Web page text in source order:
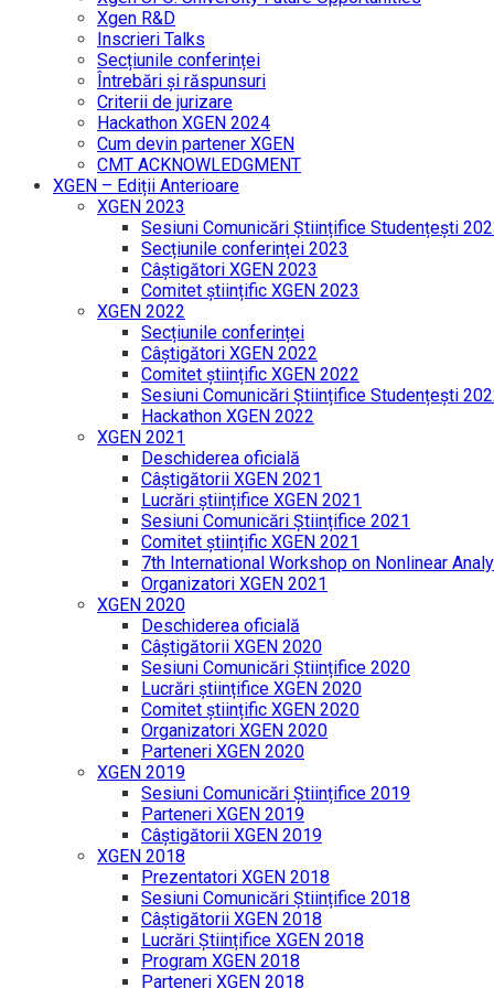
Xgen R&D
Inscrieri Talks
Secțiunile conferinței
Întrebări și răspunsuri
Criterii de jurizare
Hackathon XGEN 2024
Cum devin partener XGEN
CMT ACKNOWLEDGMENT
XGEN – Ediții Anterioare
XGEN 2023
Sesiuni Comunicări Științifice Studențești
Secțiunile conferinței 2023
Câștigători XGEN 2023
Comitet științific XGEN 2023
XGEN 2022
Secțiunile conferinței
Câștigători XGEN 2022
Comitet științific XGEN 2022
Sesiuni Comunicări Științifice Studențești
Hackathon XGEN 2022
XGEN 2021
Deschiderea oficială
Câștigătorii XGEN 2021
Lucrări științifice XGEN 2021
Sesiuni Comunicări Științifice 2021
Comitet științific XGEN 2021
7th International Workshop on Nonlinear
Organizatori XGEN 2021
XGEN 2020
Deschiderea oficială
Câștigătorii XGEN 2020
Sesiuni Comunicări Științifice 2020
Lucrări științifice XGEN 2020
Comitet științific XGEN 2020
Organizatori XGEN 2020
Parteneri XGEN 2020
XGEN 2019
Sesiuni Comunicări Științifice 2019
Parteneri XGEN 2019
Câștigătorii XGEN 2019
XGEN 2018
Prezentatori XGEN 2018
Sesiuni Comunicări Științifice 2018
Câștigătorii XGEN 2018
Lucrări Științifice XGEN 2018
Program XGEN 2018
Parteneri XGEN 2018